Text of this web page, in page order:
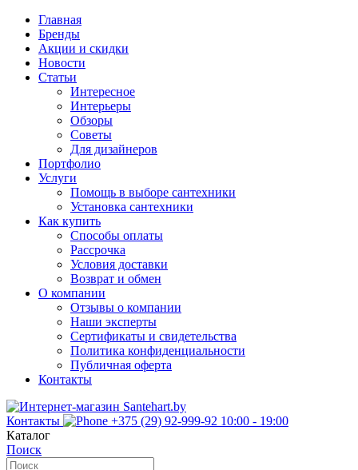
Главная
Бренды
Акции и скидки
Новости
Статьи
Интересное
Интерьеры
Обзоры
Советы
Для дизайнеров
Портфолио
Услуги
Помощь в выборе сантехники
Установка сантехники
Как купить
Способы оплаты
Рассрочка
Условия доставки
Возврат и обмен
О компании
Отзывы о компании
Наши эксперты
Сертификаты и свидетельства
Политика конфиденциальности
Публичная оферта
Контакты
Контакты +375 (29) 92-999-92 10:00 - 19:00
Каталог
Поиск